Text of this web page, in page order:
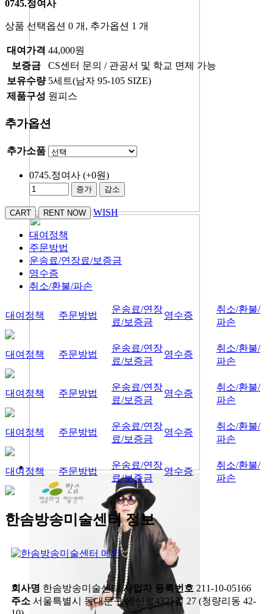
0745.정여사
상품 선택옵션 0 개, 추가옵션 1 개
대여가격 44,000원
보증금
CS센터 문의 / 관공서 및 학교 면제 가능
보유수량 5세트(남자 95-105 SIZE)
제품구성 원피스
추가옵션
추가소품
0745.정여사 (+0원)
증가 감소
WISH
대여정책
주문방법
운송료/연장료/보증금
영수증
취소/환불/파손
대여정책 주문방법
운송료/연장
료/보증금
영수증
취소/환불/
파손
대여정책 주문방법
운송료/연장
료/보증금
영수증
취소/환불/
파손
대여정책 주문방법
운송료/연장
료/보증금
영수증
취소/환불/
파손
대여정책 주문방법
운송료/연장
료/보증금
영수증
취소/환불/
파손
대여정책 주문방법
운송료/연장
료/보증금
영수증
취소/환불/
파손
한솜방송미술센터 정보
회사명 한솜방송미술센터 사업자 등록번호 211-10-05166
주소 서울특별시 동대문구 왕산로43가길 27 (청량리동 42-